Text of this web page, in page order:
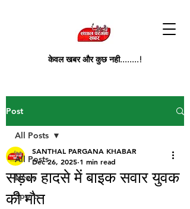
केवल खबर और कुछ नही........!
Post
All Posts
News
Sports
All Posts
सड़क हादसे में बाइक सवार युवक
की मौत
SANTHAL PARGANA KHABAR
Dec 26, 2025 1 min read